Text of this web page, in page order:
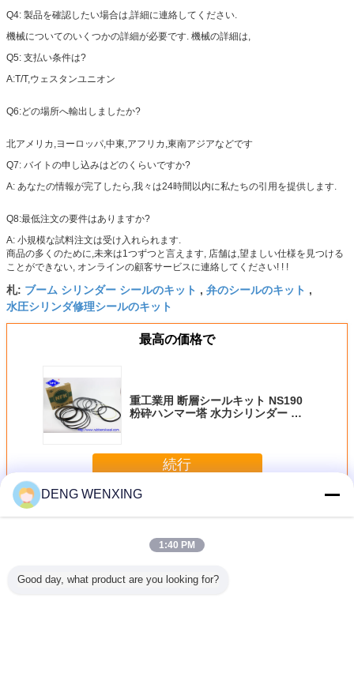
Q4: 製品を確認したい場合は,詳細に連絡してください.
機械についてのいくつかの詳細が必要です. 機械の詳細は,
Q5: 支払い条件は?
A:T/T,ウェスタンユニオン
Q6:どの場所へ輸出しましたか?
北アメリカ,ヨーロッパ,中東,アフリカ,東南アジアなどです
Q7: バイトの申し込みはどのくらいですか?
A: あなたの情報が完了したら,我々は24時間以内に私たちの引用を提供します.
Q8:最低注文の要件はありますか?
A: 小規模な試料注文は受け入れられます.
商品の多くのために,未来は1つずつと言えます, 店舗は,望ましい仕様を見つける
ことができない, オンラインの顧客サービスに連絡してください! ! !
札: ブーム シリンダー シールのキット , 弁のシールのキット ,
水圧シリンダ修理シールのキット
最高の価格で
重工業用 断層シールキット NS190
粉砕ハンマー塔 水力シリンダー サ
続行
多くブレーカのシールのキット
DENG WENXING
1:40 PM
Good day, what product are you looking for?